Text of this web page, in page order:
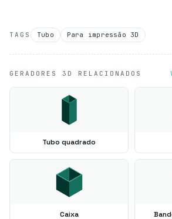
TAGS Tubo Para impressão 3D
GERADORES 3D RELACIONADOS
Tubo quadrado
Caixa